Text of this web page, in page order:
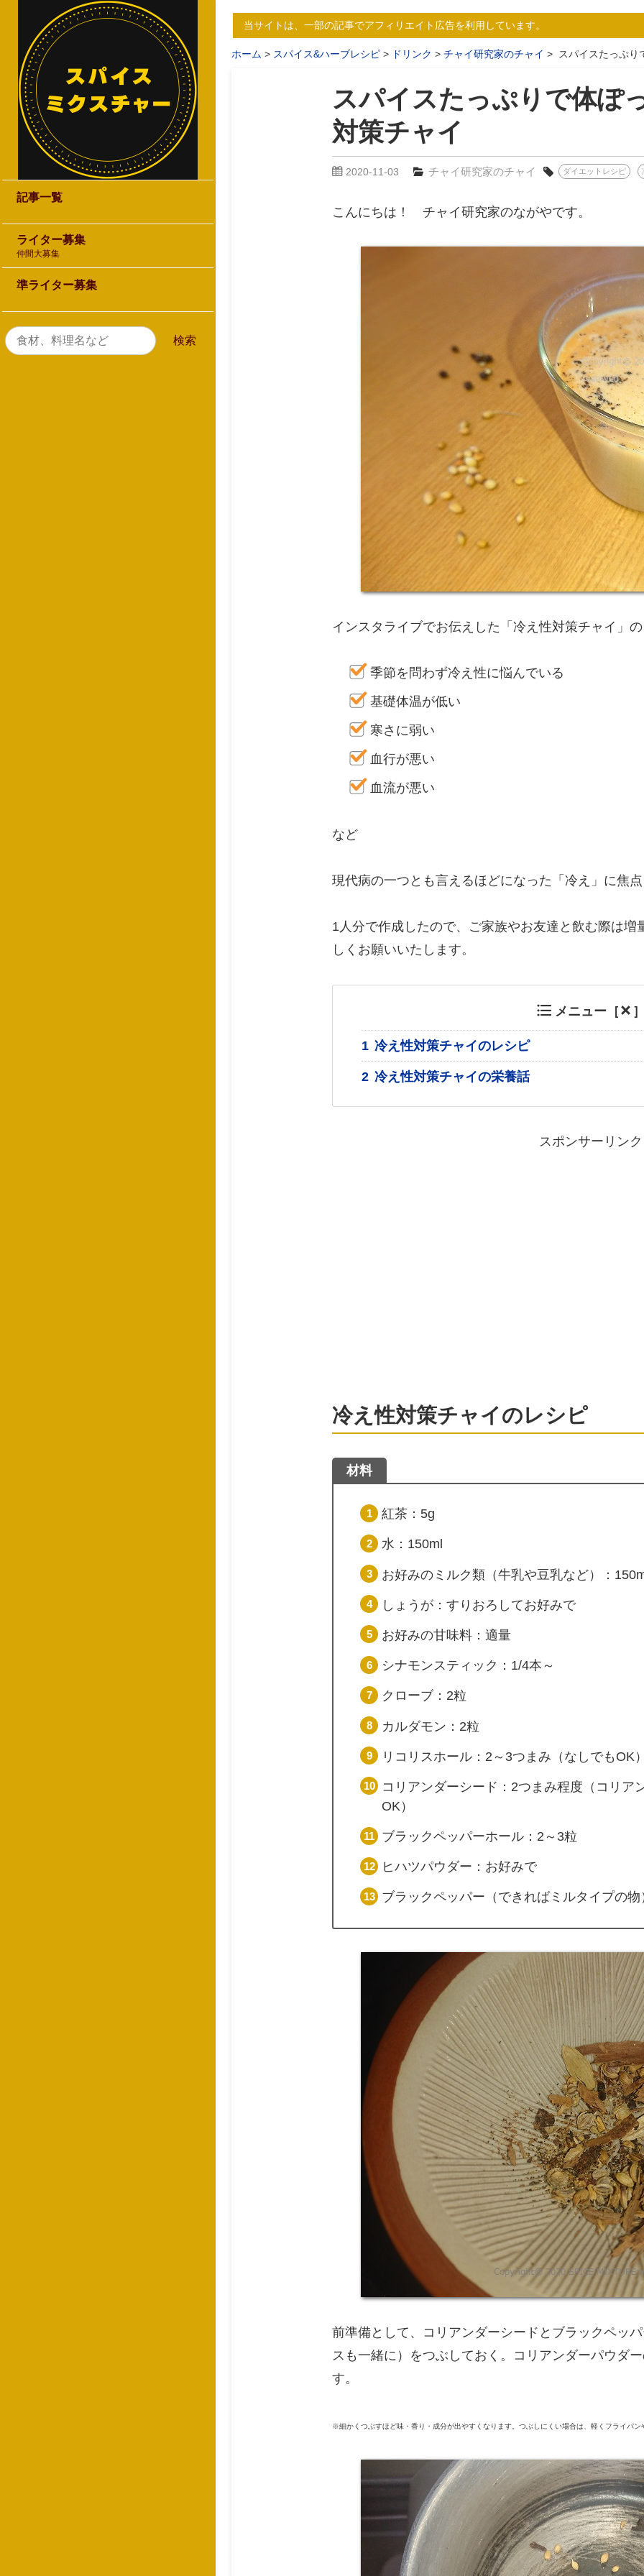
記事一覧
ライター募集
仲間大募集
準ライター募集
当サイトは、一部の記事でアフィリエイト広告を利用しています。
ホーム スパイス&ハーブレシピ ドリンク チャイ研究家のチャイ スパイスたっぷり
スパイスたっぷりで体ぽ
対策チャイ
2020-11-03 チャイ研究家のチャイ ダイエットレシピ
こんにちは！ チャイ研究家のながやです。
インスタライブでお伝えした「冷え性対策チャイ」
季節を問わず冷え性に悩んでいる
基礎体温が低い
寒さに弱い
血行が悪い
血流が悪い
など
現代病の一つとも言えるほどになった「冷え」に焦
1人分で作成したので、ご家族やお友達と飲む際は
しくお願いいたします。
メニュー［
1 冷え性対策チャイのレシピ
2 冷え性対策チャイの栄養話
スポンサーリンク
冷え性対策チャイのレシピ
材料
紅茶：5g
水：150ml
お好みのミルク類（牛乳や豆乳など）：
しょうが：すりおろしてお好みで
お好みの甘味料：適量
シナモンスティック：1/4本～
クローブ：2粒
カルダモン：2粒
リコリスホール：2～3つまみ（なしでもOK
コリアンダーシード：2つまみ程度（コリア
OK）
ブラックペッパーホール：2～3粒
ヒハツパウダー：お好みで
ブラックペッパー（できればミルタイプの
前準備として、コリアンダーシードとブラックペッ
スも一緒に）をつぶしておく。コリアンダーパウダ
す。
※細かくつぶすほど味・香り・成分が出やすくなります。つぶしにくい場合は、軽くフライパ